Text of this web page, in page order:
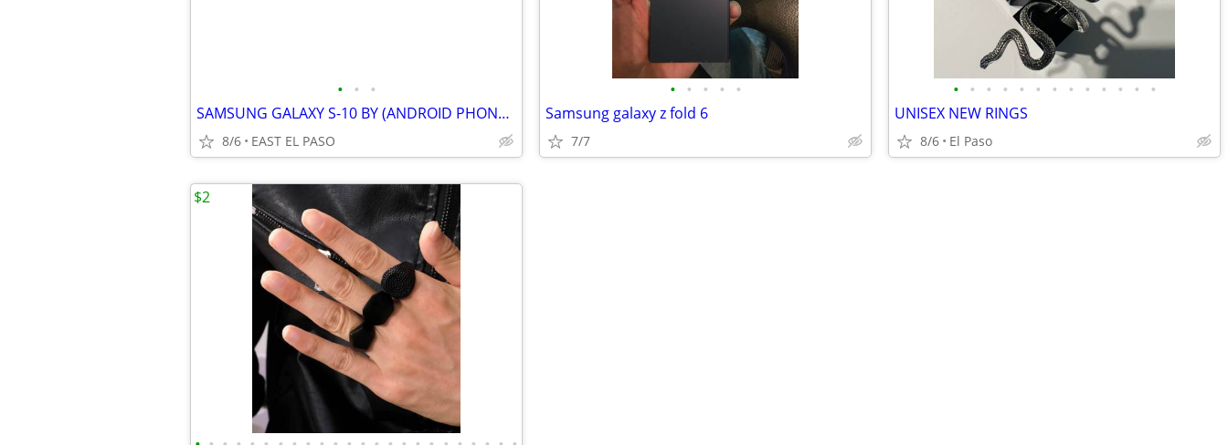
• • •
SAMSUNG GALAXY S-10 BY (ANDROID PHONE FACTORY UNLOCKED)
8/6 EAST EL PASO
• • • • •
Samsung galaxy z fold 6
7/7
• • • • • • • • • • • • •
UNISEX NEW RINGS
8/6 El Paso
$2